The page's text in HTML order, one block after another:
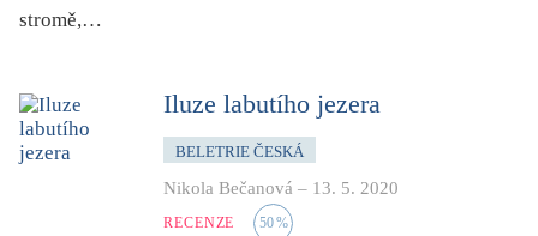
stromě,…
Iluze labutího jezera
BELETRIE ČESKÁ
Nikola Bečanová – 13. 5. 2020
RECENZE 50%